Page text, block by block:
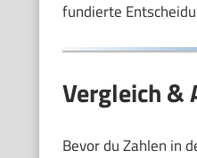
fundierte
Vergleich &
Bevor du Zahlen in